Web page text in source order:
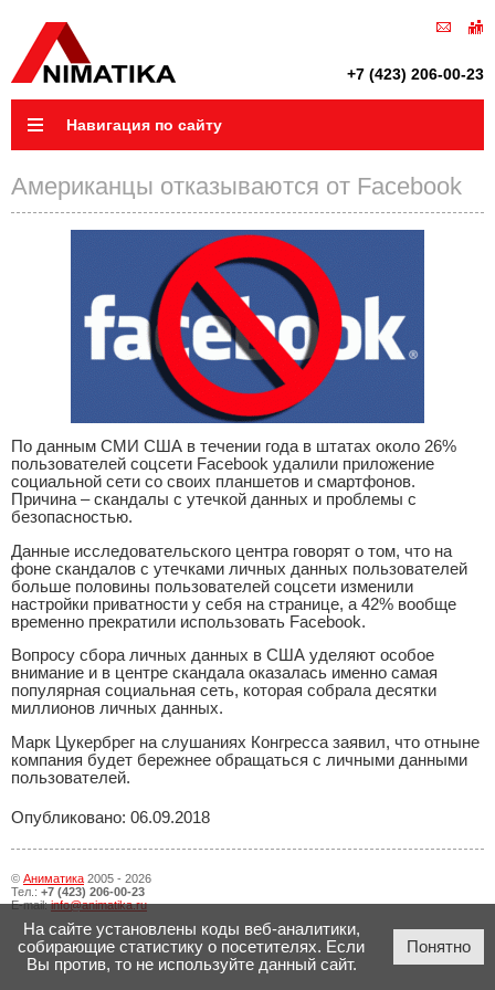
+7 (423) 206-00-23
Навигация по сайту
Американцы отказываются от Facebook
По данным СМИ США в течении года в штатах около 26%
пользователей соцсети Facebook удалили приложение
социальной сети со своих планшетов и смартфонов.
Причина – скандалы с утечкой данных и проблемы с
безопасностью.
Данные исследовательского центра говорят о том, что на
фоне скандалов с утечками личных данных пользователей
больше половины пользователей соцсети изменили
настройки приватности у себя на странице, а 42% вообще
временно прекратили использовать Facebook.
Вопросу сбора личных данных в США уделяют особое
внимание и в центре скандала оказалась именно самая
популярная социальная сеть, которая собрала десятки
миллионов личных данных.
Марк Цукербрег на слушаниях Конгресса заявил, что отныне
компания будет бережнее обращаться с личными данными
пользователей.
Опубликовано: 06.09.2018
© Аниматика 2005 - 2026
Тел.: +7 (423) 206-00-23
E-mail:info@animatika.ru
На сайте установлены коды веб-аналитики,
собирающие статистику о посетителях. Если
Вы против, то не используйте данный сайт.
Понятно